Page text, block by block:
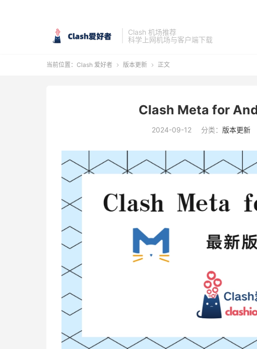
Clash 机场推荐
科学上网机场与客户端下载
当前位置： Clash 爱好者  版本更新  正文
Clash Meta for
2024-09-12 分类： 版本更新